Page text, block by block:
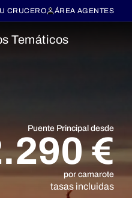
CRUCERO ÁREA AGENTES
Temáticos
Puente Principal desde
€
por camarote
tasas incluidas